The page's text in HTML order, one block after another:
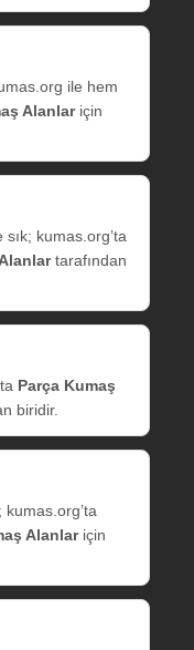
ile hem
Alanlariçin
kumas.org’ta
tarafından
Parça Kumaş
biridir.
kumas.org’ta
Alanlariçin